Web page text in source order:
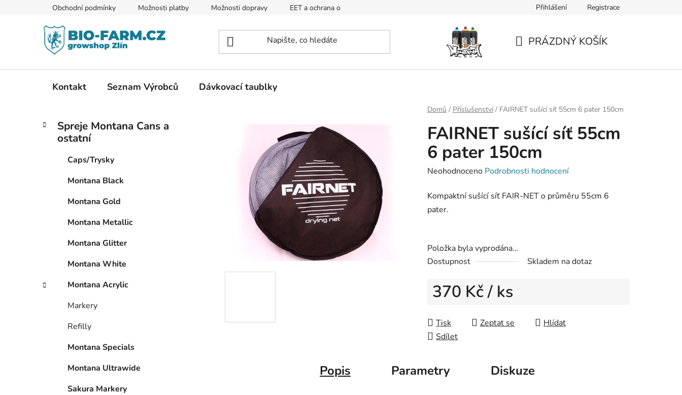
Obchodní podmínky Možnosti platby Možnosti dopravy EET a ochrana osobních údajů Přihlášení Registrace
PRÁZDNÝ KOŠÍK
Kontakt Seznam Výrobců Dávkovací taublky
Domů / Příslušenství / FAIRNET sušící síť 55cm 6 pater 150cm
P
e
l
Přeskočit
kategorie
K
a
Spreje Montana Cans a
ostatní
Caps/Trysky
Montana Black
Montana Gold
Montana Metallic
Montana Glitter
Montana White
Montana Acrylic
Markery
Refilly
Montana Specials
Montana Ultrawide
Sakura Markery
FAIRNET sušící síť 55cm
6 pater 150cm
Průměrné
produktu
je
5
hvězdiček.
Neohodnoceno Podrobnosti hodnocení
Kompaktní sušící síť FAIR-NET o průměru 55cm 6
pater.
Položka byla vyprodána…
Dostupnost
Skladem na dotaz
370 Kč/ ks
Tisk
Zeptat se
Hlídat
Sdílet
Popis Parametry Diskuze